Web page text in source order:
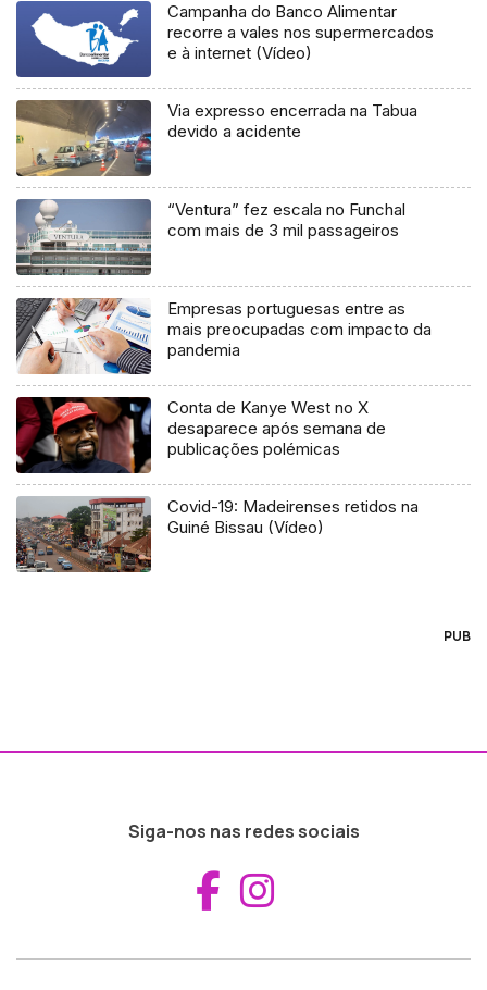
Campanha do Banco Alimentar
recorre a vales nos supermercados
e à internet (Vídeo)
Via expresso encerrada na Tabua
devido a acidente
“Ventura” fez escala no Funchal
com mais de 3 mil passageiros
Empresas portuguesas entre as
mais preocupadas com impacto da
pandemia
Conta de Kanye West no X
desaparece após semana de
publicações polémicas
Covid-19: Madeirenses retidos na
Guiné Bissau (Vídeo)
PUB
Siga-nos nas redes sociais
Aceder ao